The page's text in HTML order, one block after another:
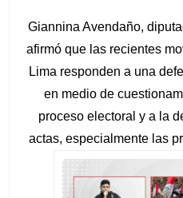
Giannina Avendaño,
afirmó que las recientes
Lima responden a una
en medio de
proceso electoral y a la
actas, especialmente las